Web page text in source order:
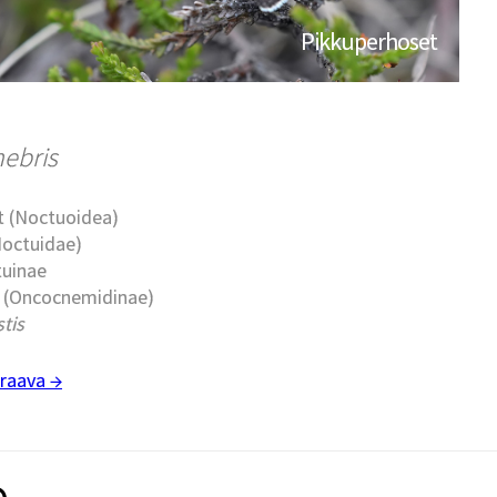
Pikkuperhoset
(Noctuoidea)
→